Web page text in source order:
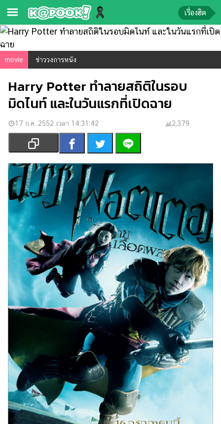
ความ
รู้
บันเทิง
ตรวจ
หวย
ผล
บอล
สด
การ
เงิน
การ
ศึกษา
บันเทิง
รูปภาพ
Station
ละคร
บันเทิง
เกาหลี
เรื่องฮิต
movie ข่าววงการหนัง
Harry Potter ทำลายสถิติในรอบ
มิดไนท์ และในวันแรกที่เปิดฉาย
17 ก.ค. 2552 เวลา 14:31:42 2,379